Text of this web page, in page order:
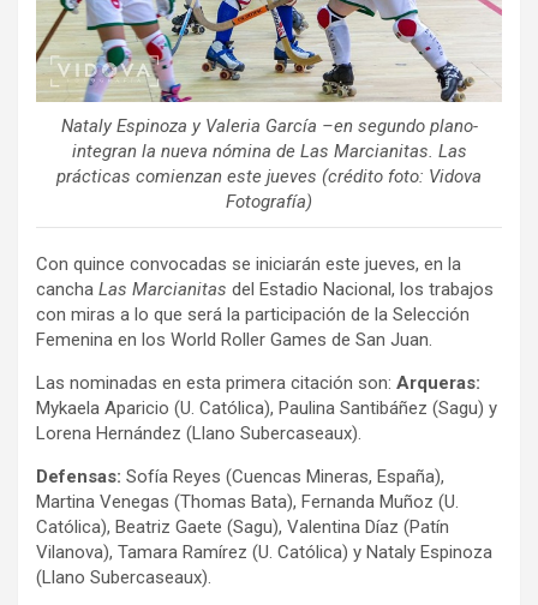
Nataly Espinoza y Valeria García –en segundo plano-
integran la nueva nómina de Las Marcianitas. Las
prácticas comienzan este jueves (crédito foto: Vidova
Fotografía)
Con quince convocadas se iniciarán este jueves, en la
cancha Las Marcianitas del Estadio Nacional, los trabajos
con miras a lo que será la participación de la Selección
Femenina en los World Roller Games de San Juan.
Las nominadas en esta primera citación son: Arqueras:
Mykaela Aparicio (U. Católica), Paulina Santibáñez (Sagu) y
Lorena Hernández (Llano Subercaseaux).
Defensas: Sofía Reyes (Cuencas Mineras, España),
Martina Venegas (Thomas Bata), Fernanda Muñoz (U.
Católica), Beatriz Gaete (Sagu), Valentina Díaz (Patín
Vilanova), Tamara Ramírez (U. Católica) y Nataly Espinoza
(Llano Subercaseaux).